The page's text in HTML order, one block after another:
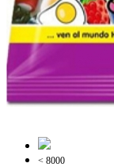
< 8000